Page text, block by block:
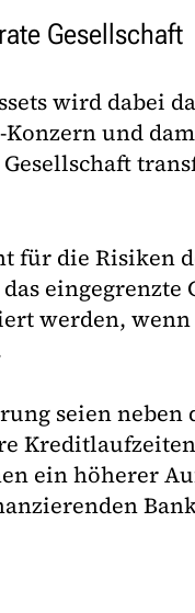
Gesellschaft
wird dabei
und
für die Risiken
eingegrenzte
werden, wenn
seien neben
ein höherer